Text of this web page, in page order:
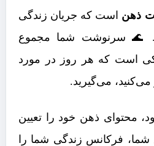
ذهن است که جریان زندگی
🌊 سرنوشت شما مجموع
است که هر روز در مورد
می‌گیرید.
محتوای ذهن خود را تعیین
فرکانس زندگی شما را